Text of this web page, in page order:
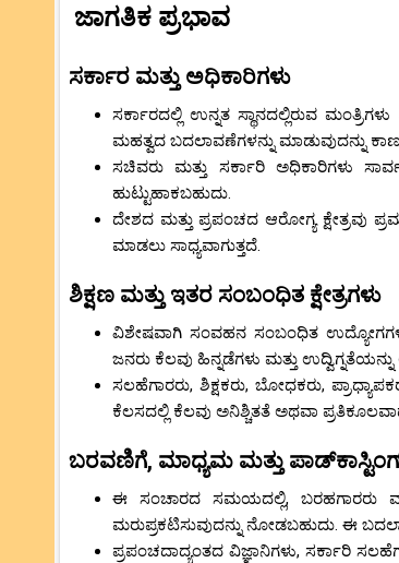
ಜಾಗತಿಕ ಪ್ರಭಾವ
ಸರ್ಕಾರ ಮತ್ತು ಅಧಿಕಾರಿಗಳು
ಸರ್ಕಾರದಲ್ಲಿ ಉನ್ನತ ಸ್ಥಾನದಲ್ಲಿರುವ
ಮಹತ್ವದ ಬದಲಾವಣೆಗಳನ್ನು ಮಾಡುವುದನ್ನು
ಸಚಿವರು ಮತ್ತು ಸರ್ಕಾರಿ ಅಧಿಕಾರಿಗಳು
ಹುಟ್ಟುಹಾಕಬಹುದು.
ದೇಶದ ಮತ್ತು ಪ್ರಪಂಚದ ಆರೋಗ್ಯ
ಮಾಡಲು ಸಾಧ್ಯವಾಗುತ್ತದೆ.
ಶಿಕ್ಷಣ ಮತ್ತು ಇತರ ಸಂಬಂಧಿತ ಕ್ಷೇತ್ರಗಳು
ವಿಶೇಷವಾಗಿ ಸಂವಹನ ಸಂಬಂಧಿತ
ಜನರು ಕೆಲವು ಹಿನ್ನಡೆಗಳು ಮತ್ತು
ಸಲಹೆಗಾರರು, ಶಿಕ್ಷಕರು, ಬೋಧಕರು,
ಕೆಲಸದಲ್ಲಿ ಕೆಲವು ಅನಿಶ್ಚಿತತೆ ಅಥವಾ
ಬರವಣಿಗೆ, ಮಾಧ್ಯಮ ಮತ್ತು
ಈ ಸಂಚಾರದ ಸಮಯದಲ್ಲಿ, ಬರಹಗಾರರು
ಮರುಪ್ರಕಟಿಸುವುದನ್ನು ನೋಡಬಹುದು. ಈ
ಪ್ರಪಂಚದಾದ್ಯಂತದ ವಿಜ್ಞಾನಿಗಳು, ಸರ್ಕಾರಿ